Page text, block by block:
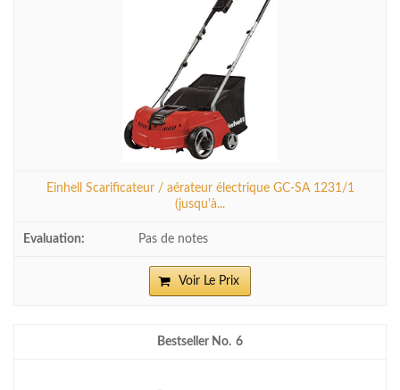
Einhell Scarificateur / aérateur électrique GC-SA 1231/1
(jusqu'à...
Pas de notes
Voir Le Prix
6